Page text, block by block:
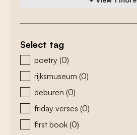
Select tag
zoeken - tags
poetry (0)
rijksmuseum (0)
deburen (0)
friday verses (0)
first book (0)